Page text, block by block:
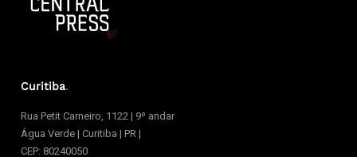
Curitiba.
Rua Petit Carneiro, 1122 | 9º andar
Água Verde | Curitiba | PR |
CEP: 80240050